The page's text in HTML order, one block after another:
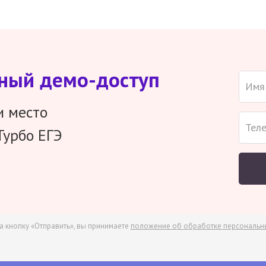
демо-доступ
место
ЕГЭ
«Отправить», вы принимаете положение об обработке